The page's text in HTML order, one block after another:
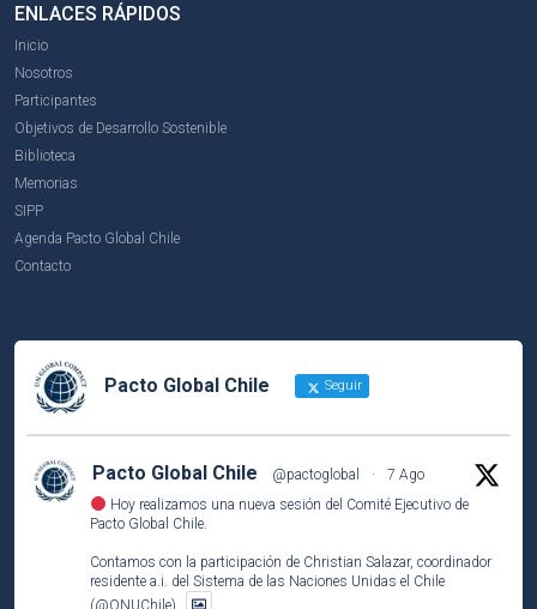
ENLACES RÁPIDOS
Inicio
Nosotros
Participantes
Objetivos de Desarrollo Sostenible
Biblioteca
Memorias
SIPP
Agenda Pacto Global Chile
Contacto
Pacto Global Chile Seguir
Pacto Global Chile @pactoglobal ·
7 Ago
Hoy realizamos una nueva sesión del Comité Ejecutivo de
Pacto Global Chile.
Contamos con la participación de Christian Salazar, coordinador
residente a.i. del Sistema de las Naciones Unidas el Chile
(@ONUChile).